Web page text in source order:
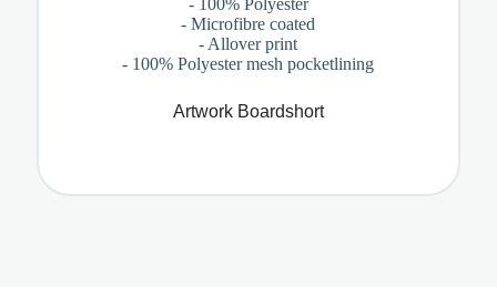
- 100% Polyester
- Microfibre coated
- Allover print
- 100% Polyester mesh pocketlining
Artwork Boardshort